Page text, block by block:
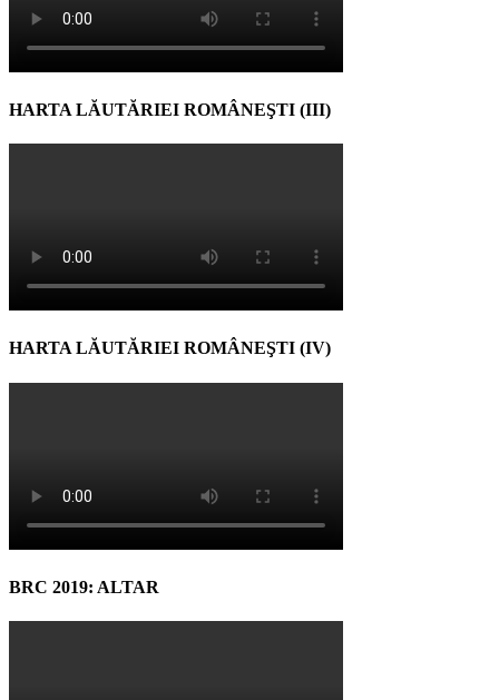
HARTA LĂUTĂRIEI ROMÂNEŞTI (III)
HARTA LĂUTĂRIEI ROMÂNEŞTI (IV)
BRC 2019: ALTAR